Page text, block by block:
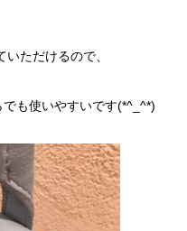
いただけるので、
も使いやすいです(*^_^*)